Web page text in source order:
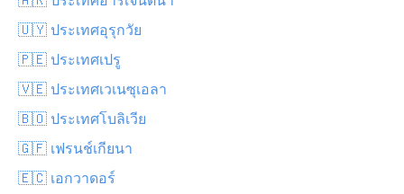
🇺🇾 ประเทศอุรุกวัย
🇵🇪 ประเทศเปรู
🇻🇪 ประเทศเวเนซุเอลา
🇧🇴 ประเทศโบลิเวีย
🇬🇫 เฟรนช์เกียนา
🇪🇨 เอกวาดอร์